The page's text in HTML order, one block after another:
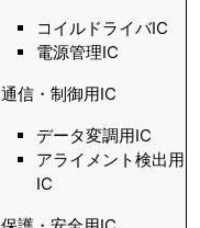
コイルドライバIC
電源管理IC
通信・制御用IC
データ変調用IC
アライメント検出用
IC